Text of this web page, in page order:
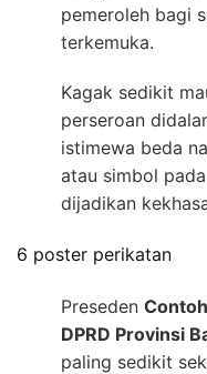
pemeroleh bagi
terkemuka.
Kagak sedikit
perseroan
istimewa beda
atau simbol
dijadikan
6 poster perikatan
Preseden
DPRD Provinsi
paling sedikit